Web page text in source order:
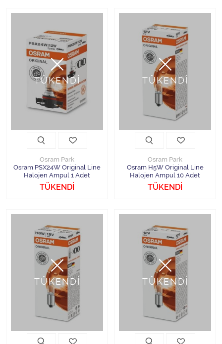
TÜKENDİ
Osram Park
Osram PSX24W Original Line
Halojen Ampul 1 Adet
TÜKENDİ
TÜKENDİ
Osram Park
Osram H5W Original Line
Halojen Ampul 10 Adet
TÜKENDİ
TÜKENDİ TÜKENDİ